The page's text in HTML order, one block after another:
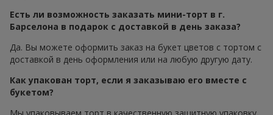
Есть ли возможность заказать мини-торт в г.
Барселона в подарок с доставкой в день заказа?
Да. Вы можете оформить заказ на букет цветов с тортом с
доставкой в день оформления или на любую другую дату.
Как упакован торт, если я заказываю его вместе с
букетом?
Мы упаковываем торт в качественную защитную упаковку,